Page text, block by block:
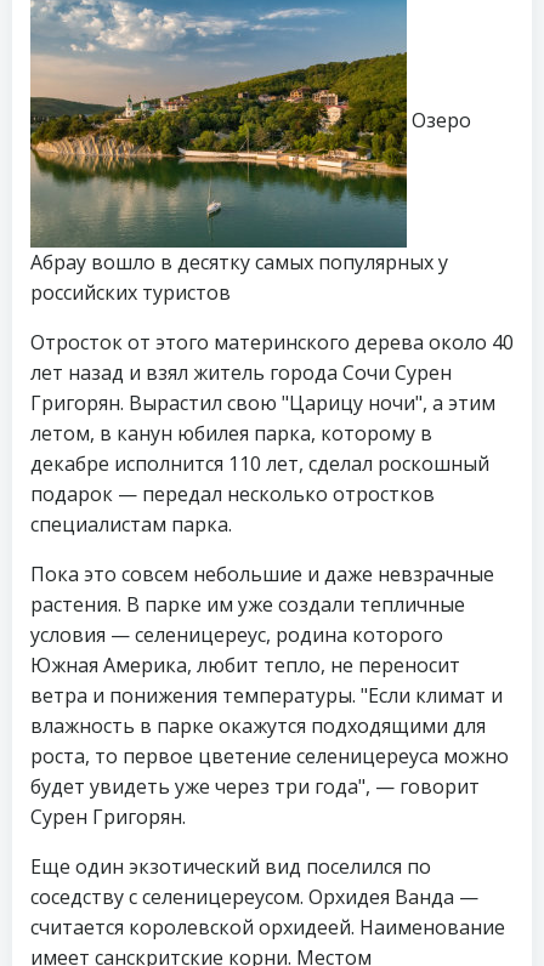
Озеро
Абрау вошло в десятку самых популярных у
российских туристов
Отросток от этого материнского дерева около 40
лет назад и взял житель города Сочи Сурен
Григорян. Вырастил свою "Царицу ночи", а этим
летом, в канун юбилея парка, которому в
декабре исполнится 110 лет, сделал роскошный
подарок — передал несколько отростков
специалистам парка.
Пока это совсем небольшие и даже невзрачные
растения. В парке им уже создали тепличные
условия — селеницереус, родина которого
Южная Америка, любит тепло, не переносит
ветра и понижения температуры. "Если климат и
влажность в парке окажутся подходящими для
роста, то первое цветение селеницереуса можно
будет увидеть уже через три года", — говорит
Сурен Григорян.
Еще один экзотический вид поселился по
соседству с селеницереусом. Орхидея Ванда —
считается королевской орхидеей. Наименование
имеет санскритские корни. Местом